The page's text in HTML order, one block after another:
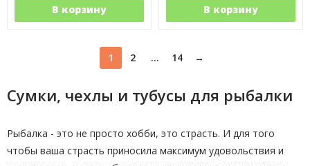
В корзину В корзину
1 2 ... 14 →
Сумки, чехлы и тубусы для рыбалки
Рыбалка - это не просто хобби, это страсть. И для того
чтобы ваша страсть приносила максимум удовольствия и